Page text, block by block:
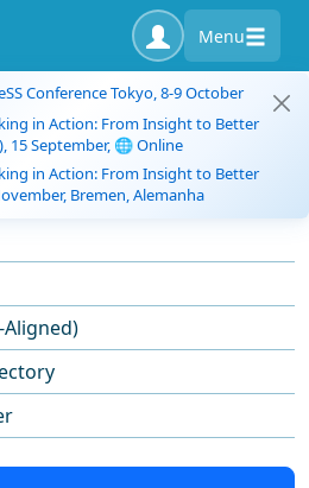
Menu
Conference Tokyo, 8-9 October
in Action: From Insight to Better
15 September, 🌐 Online
in Action: From Insight to Better
Bremen, Alemanha
Aligned)